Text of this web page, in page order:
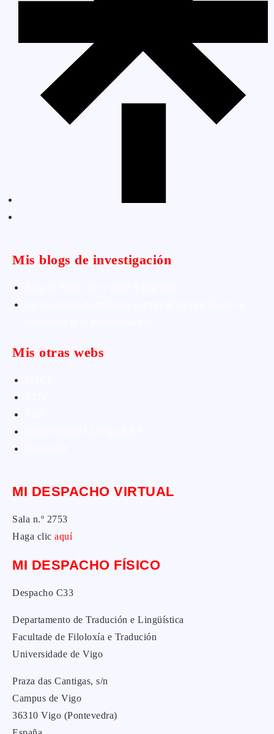
Mis blogs de investigación
Mis otras webs
MI DESPACHO VIRTUAL
Sala n.º 2753
Haga clic aquí
MI DESPACHO FÍSICO
Despacho C33
Departamento de Tradución e Lingüística
Facultade de Filoloxía e Tradución
Universidade de Vigo
Praza das Cantigas, s/n
Campus de Vigo
36310 Vigo (Pontevedra)